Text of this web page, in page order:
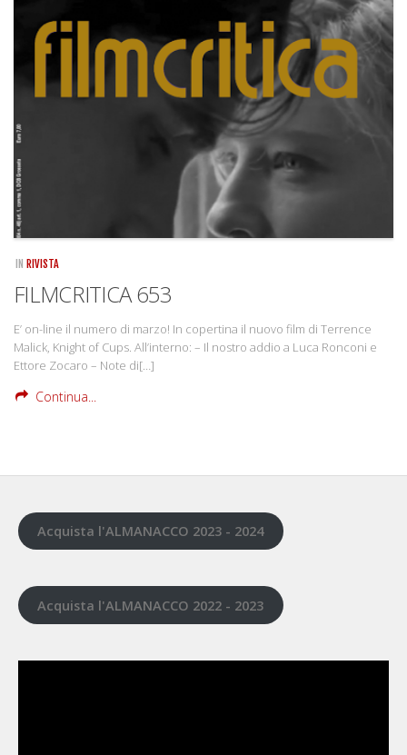
Copertine
Mnemosyne
IN RIVISTA
FILMCRITICA 653
E’ on-line il numero di marzo! In copertina il nuovo film di Terrence
Malick, Knight of Cups. All’interno: – Il nostro addio a Luca Ronconi e
Ettore Zocaro – Note di[…]
Continua...
Acquista l'ALMANACCO 2023 - 2024
Acquista l'ALMANACCO 2022 - 2023